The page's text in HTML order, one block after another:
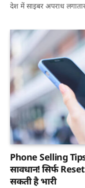
देश में साइबर अपराध
Phone Selling
सावधान! सिर्फ
सकती है भारी